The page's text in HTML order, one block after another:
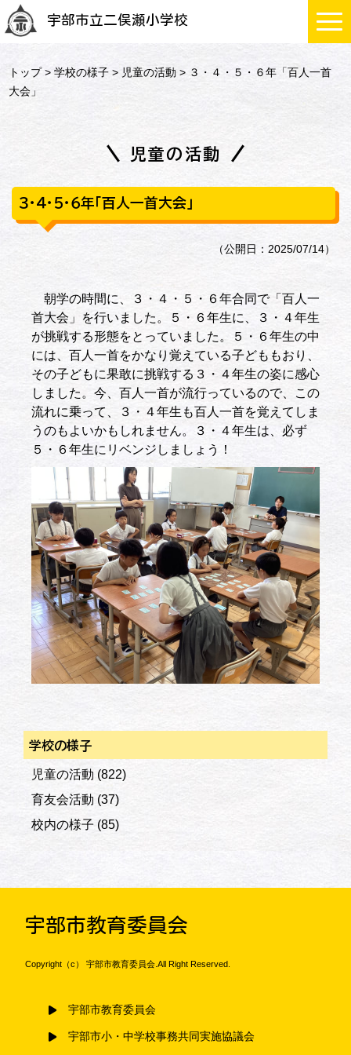
宇部市立二俣瀬小学校
トップ>学校の様子 > 児童の活動 > ３・４・５・６年「百人一首
大会」
児童の活動
３・４・５・６年「百人一首大会」
（公開日：2025/07/14）
朝学の時間に、３・４・５・６年合同で「百人一
首大会」を行いました。５・６年生に、３・４年生
が挑戦する形態をとっていました。５・６年生の中
には、百人一首をかなり覚えている子どももおり、
その子どもに果敢に挑戦する３・４年生の姿に感心
しました。今、百人一首が流行っているので、この
流れに乗って、３・４年生も百人一首を覚えてしま
うのもよいかもしれません。３・４年生は、必ず
５・６年生にリベンジしましょう！
学校の様子
児童の活動 (822)
育友会活動 (37)
校内の様子 (85)
宇部市教育委員会
Copyright（c） 宇部市教育委員会.All Right Reserved.
宇部市教育委員会
宇部市小・中学校事務共同実施協議会